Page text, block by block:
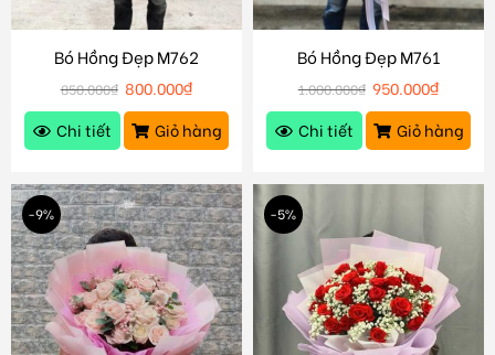
Bó Hồng Đẹp M762
850.000₫ 800.000₫
Chi tiết
Giỏ hàng
Bó Hồng Đẹp M761
1.000.000₫ 950.000₫
Chi tiết
Giỏ hàng
-9% -5%